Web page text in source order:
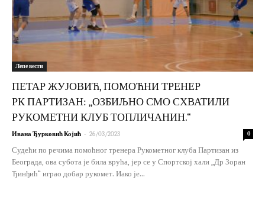
Лепе вести
ПЕТАР ЖУЈОВИЋ, ПОМОЋНИ ТРЕНЕР
РК ПАРТИЗАН: „ОЗБИЉНО СМО СХВАТИЛИ
РУКОМЕТНИ КЛУБ ТОПЛИЧАНИН.“
Ивана Ђурковић Којић - 26/03/2023 0
Судећи по речима помоћног тренера Рукометног клуба Партизан из
Београда, ова субота је била врућа, јер се у Спортској хали „Др Зоран
Ђинђић“ играо добар рукомет. Иако је...